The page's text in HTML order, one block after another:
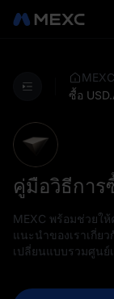
ซื้อ
คู่มือวิธีการ
MEXC พร้อมช่วยใ
แนะนำของเราเกี่ย
เปลี่ยนแบบรวมศูนย์